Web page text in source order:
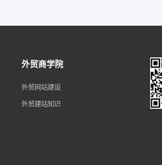
外贸商学院
外贸网站建设
外贸建站知识